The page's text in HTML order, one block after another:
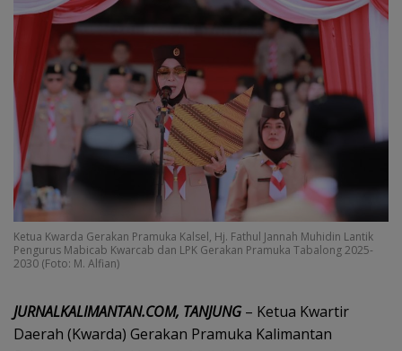
Ketua Kwarda Gerakan Pramuka Kalsel, Hj. Fathul Jannah Muhidin Lantik
Pengurus Mabicab Kwarcab dan LPK Gerakan Pramuka Tabalong 2025-
2030 (Foto: M. Alfian)
JURNALKALIMANTAN.COM, TANJUNG– Ketua Kwartir
Daerah (Kwarda) Gerakan Pramuka Kalimantan